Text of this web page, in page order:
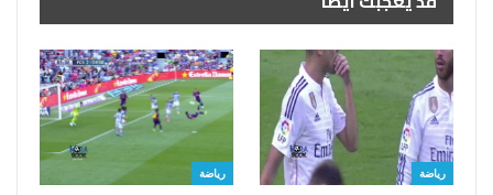
رياضة رياضة